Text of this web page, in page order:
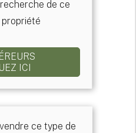
de ce
ICI
ce type de